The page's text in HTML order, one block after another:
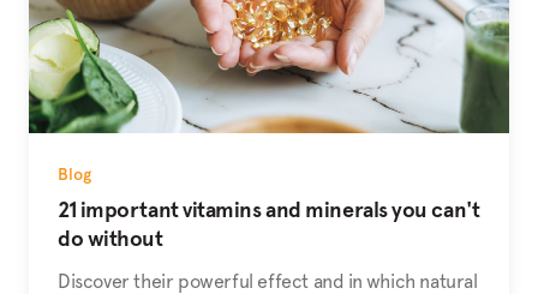
Blog
21 important vitamins and minerals you can't
do without
Discover their powerful effect and in which natural